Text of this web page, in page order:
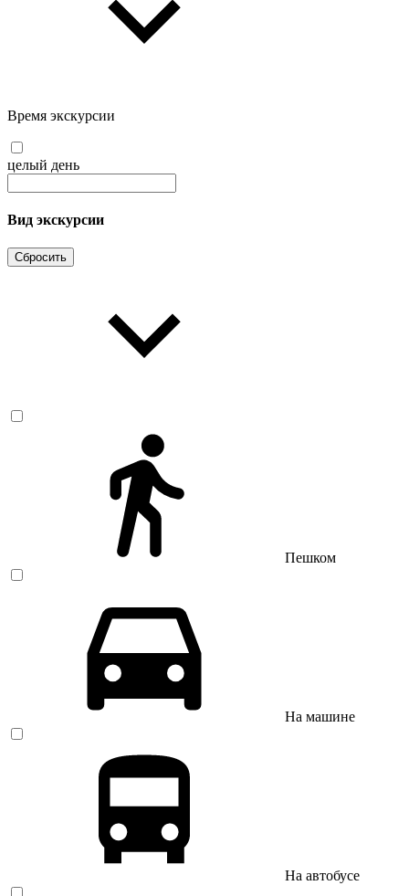
Время экскурсии
целый день
Вид экскурсии
Сбросить
Пешком
На машине
На автобусе